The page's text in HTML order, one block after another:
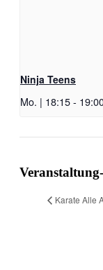
Ninja Teens
Mo. | 18:15-
Karate Alle